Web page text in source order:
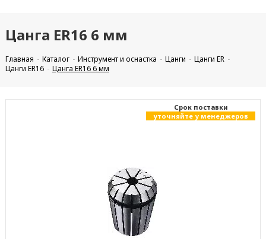
Цанга ER16 6 мм
Главная Каталог Инструмент и оснастка Цанги
Цанги ER
Цанги ER16
Цанга ER16 6 мм
Cрок поставки
уточняйте у менеджеров